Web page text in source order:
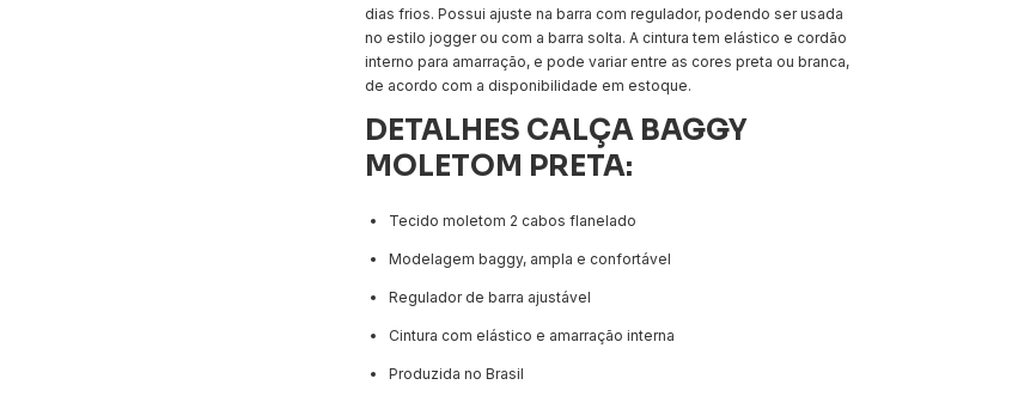
dias frios. Possui ajuste na barra com regulador, podendo ser usada
no estilo jogger ou com a barra solta. A cintura tem elástico e cordão
interno para amarração, e pode variar entre as cores preta ou branca,
de acordo com a disponibilidade em estoque.
DETALHES CALÇA BAGGY
MOLETOM PRETA:
Tecido moletom 2 cabos flanelado
Modelagem baggy, ampla e confortável
Regulador de barra ajustável
Cintura com elástico e amarração interna
Produzida no Brasil